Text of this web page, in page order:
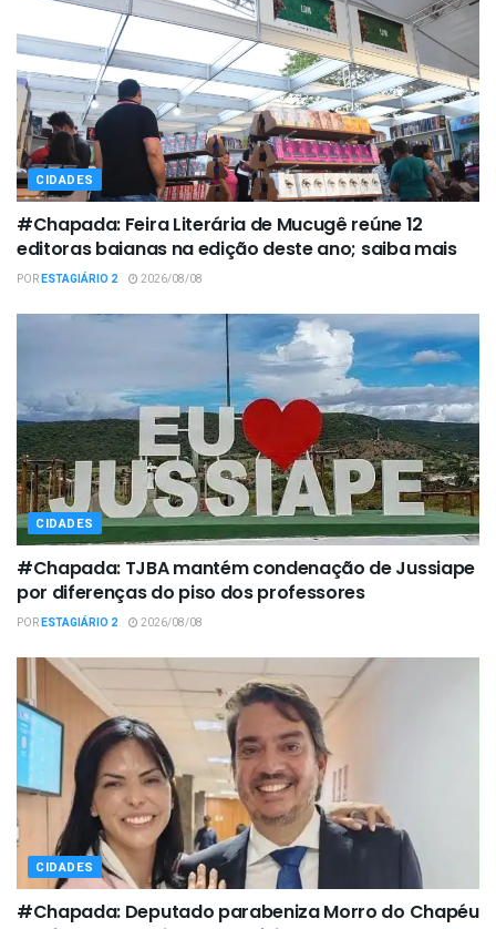
CIDADES
#Chapada: Feira Literária de Mucugê reúne 12
editoras baianas na edição deste ano; saiba mais
PORESTAGIÁRIO 2 2026/08/08
CIDADES
#Chapada: TJBA mantém condenação de Jussiape
por diferenças do piso dos professores
PORESTAGIÁRIO 2 2026/08/08
CIDADES
#Chapada: Deputado parabeniza Morro do Chapéu